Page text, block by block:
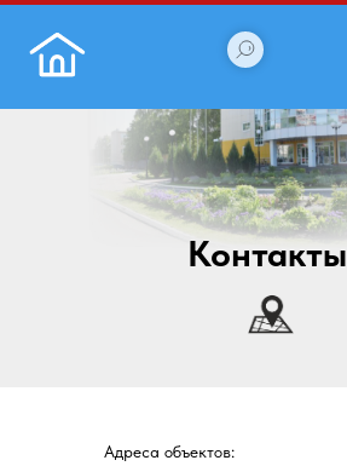
Контакты
Адреса объектов: